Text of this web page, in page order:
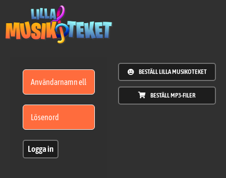
innehållet
Logga in
BESTÄLL LILLA MUSIKOTEKET
BESTÄLL MP3-FILER